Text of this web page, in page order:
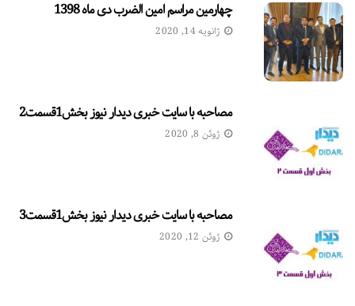
چهارمین مراسم امین الضرب دی ماه 1398
ژانویه 14, 2020
مصاحبه با سایت خبری دیدار نیوز بخش1قسمت2
ژوئن 8, 2020
مصاحبه با سایت خبری دیدار نیوز بخش1قسمت3
ژوئن 12, 2020